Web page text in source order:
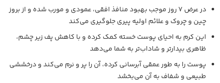
در عرض ۷ روز موجب بهبود منافذ افقی، عمودی و مورب شده و از بروز
چین‌ و چروک و علائم اولیه پیری جلوگیری می‌کند
این کرم به احیای پوست خسته کمک کرده و با کاهش پف زیر چشم،
ظاهری بیدارتر و شاداب‌تر به شما می‌دهد
پوست را به‌ طور عمقی آبرسانی کرده، آن را پر و نرم می‌کند و درخششی
طبیعی و شفاف به آن می‌بخشد